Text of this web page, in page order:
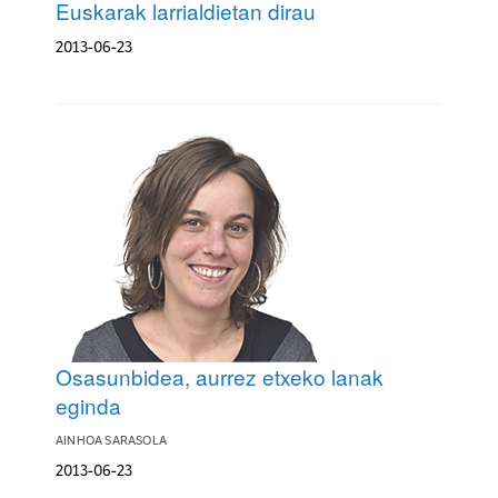
Euskarak larrialdietan dirau
2013-06-23
Osasunbidea, aurrez etxeko lanak
eginda
AINHOA SARASOLA
2013-06-23